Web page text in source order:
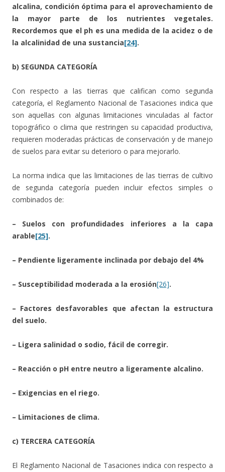
alcalina, condición óptima para el aprovechamiento de
la mayor parte de los nutrientes vegetales.
Recordemos que el ph es una medida de la acidez o de
la alcalinidad de una sustancia[24].
b) SEGUNDA CATEGORÍA
Con respecto a las tierras que califican como segunda
categoría, el Reglamento Nacional de Tasaciones indica que
son aquellas con algunas limitaciones vinculadas al factor
topográfico o clima que restringen su capacidad productiva,
requieren moderadas prácticas de conservación y de manejo
de suelos para evitar su deterioro o para mejorarlo.
La norma indica que las limitaciones de las tierras de cultivo
de segunda categoría pueden incluir efectos simples o
combinados de:
– Suelos con profundidades inferiores a la capa
arable[25].
– Pendiente ligeramente inclinada por debajo del 4%
– Susceptibilidad moderada a la erosión[26].
– Factores desfavorables que afectan la estructura
del suelo.
– Ligera salinidad o sodio, fácil de corregir.
– Reacción o pH entre neutro a ligeramente alcalino.
– Exigencias en el riego.
– Limitaciones de clima.
c) TERCERA CATEGORÍA
El Reglamento Nacional de Tasaciones indica con respecto a